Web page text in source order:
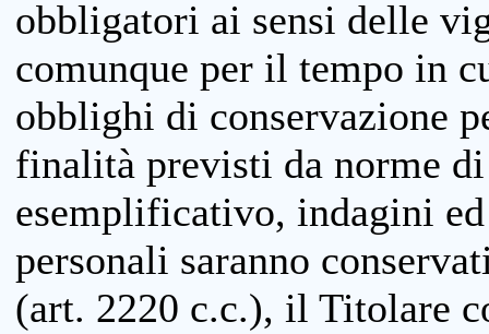
obbligatori ai sensi delle
comunque per il tempo in
obblighi di conservazione
finalità previsti da norme
esemplificativo, indagini
personali saranno
(art. 2220 c.c.), il Titolare